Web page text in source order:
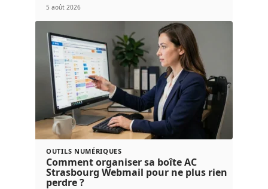
5 août 2026
OUTILS NUMÉRIQUES
Comment organiser sa boîte AC
Strasbourg Webmail pour ne plus rien
perdre ?